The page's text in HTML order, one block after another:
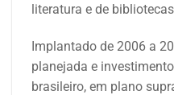
literatura e de
Implantado de 2006 a
planejada e
brasileiro, em plano